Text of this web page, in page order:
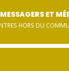
ET
HORS DU